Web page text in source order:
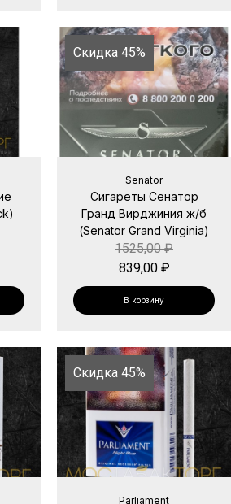
Скидка 45%
Senator
Сигареты Сенатор
Гранд Вирджиния ж/б
(Senator Grand Virginia)
1525,00₽
839,00 ₽
В корзину
Скидка 45%
Parliament